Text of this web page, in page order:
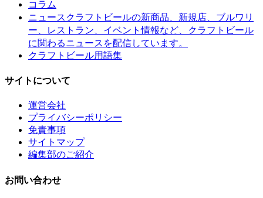
コラム
ニュース クラフトビールの新商品、新規店、ブルワリ
ー、レストラン、イベント情報など、クラフトビール
に関わるニュースを配信しています。
クラフトビール用語集
サイトについて
運営会社
プライバシーポリシー
免責事項
サイトマップ
編集部のご紹介
お問い合わせ